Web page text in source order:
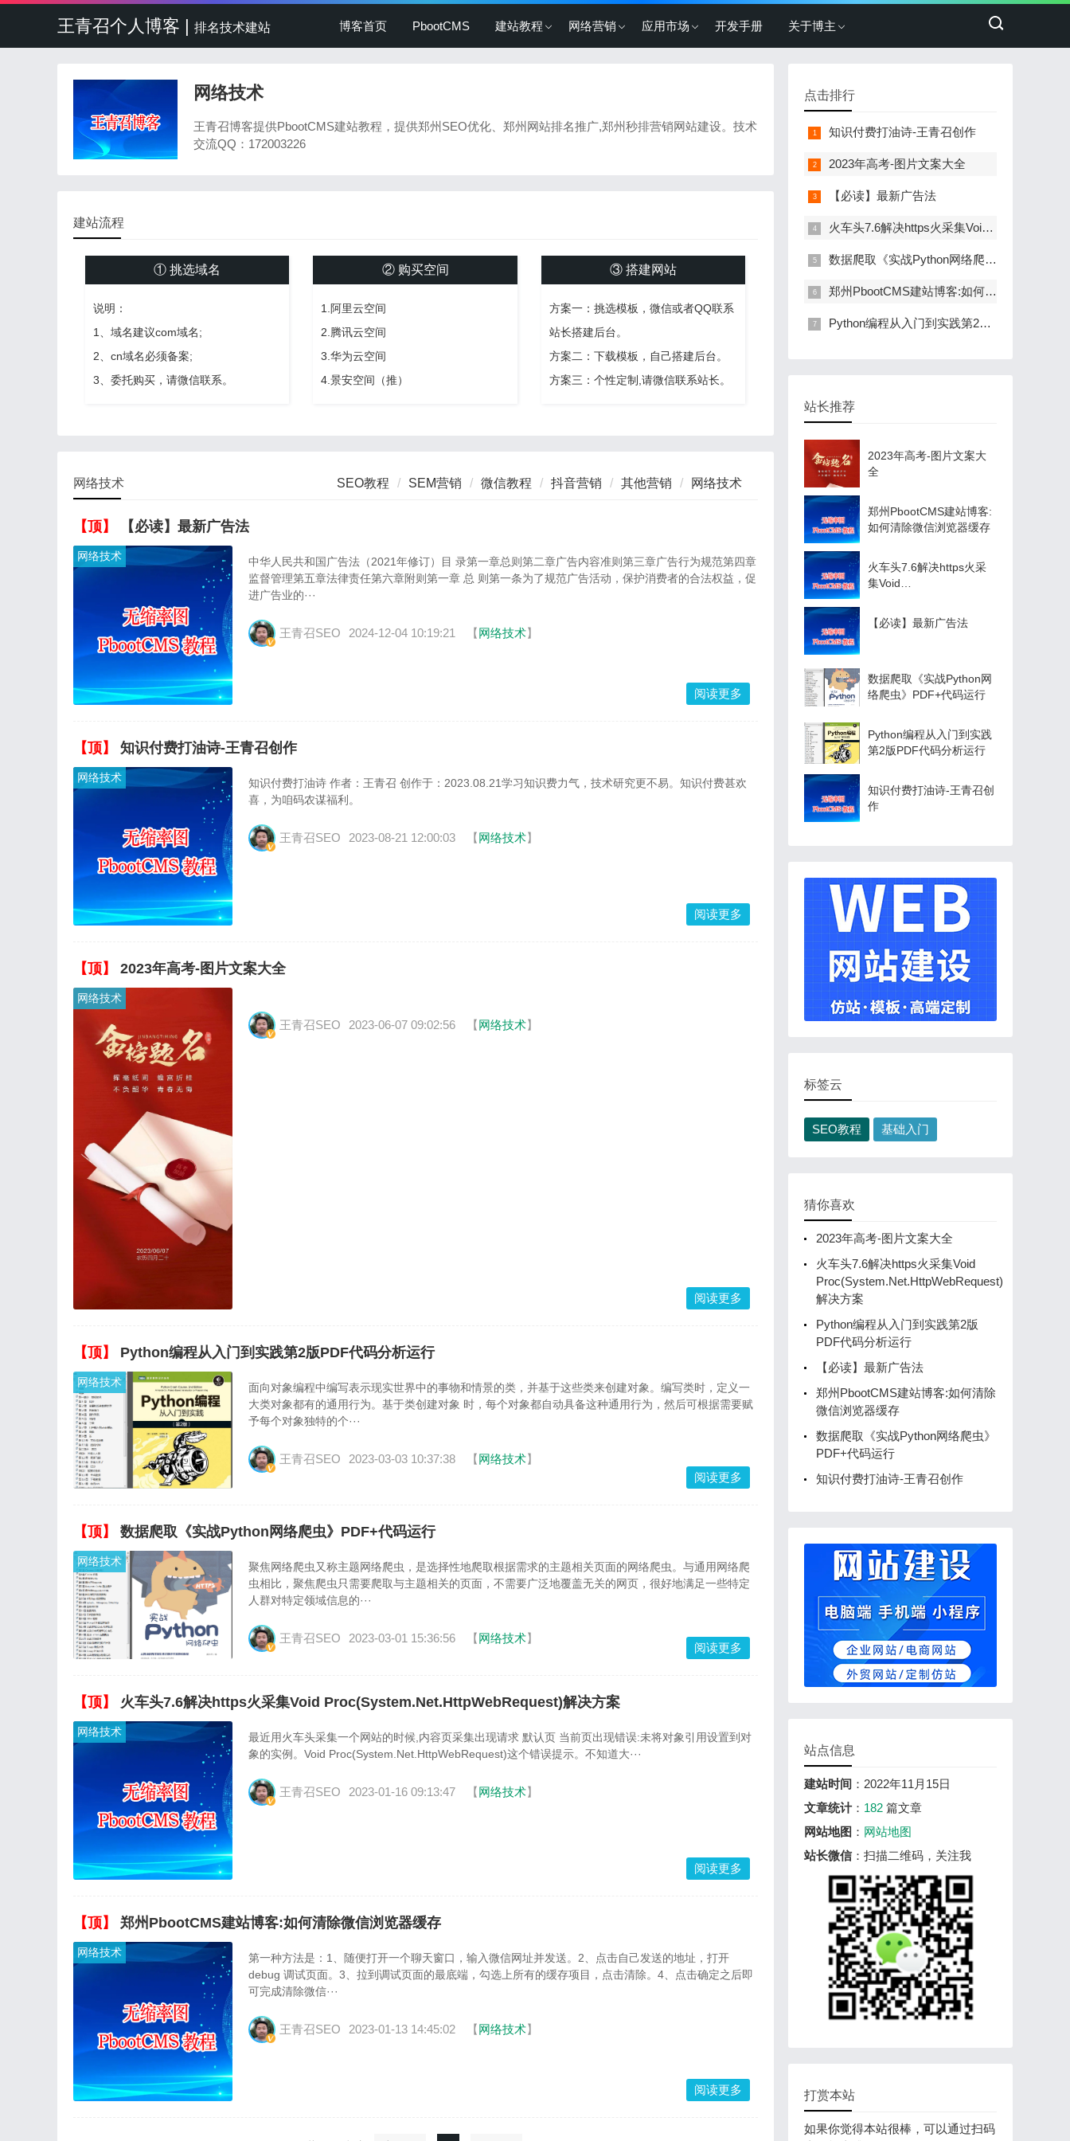
王青召个人博客 | 排名技术建站 博客首页 PbootCMS 建站教程 网络营销 应用市场 开发手册 关于博主
网络技术
王青召博客提供PbootCMS建站教程，提供郑州SEO优化、郑州网站排名推广,郑州秒排营销网站建设。技术
交流QQ：172003226
建站流程
① 挑选域名
说明：
1、域名建议com域名;
2、cn域名必须备案;
3、委托购买，请微信联系。
② 购买空间
1.阿里云空间
2.腾讯云空间
3.华为云空间
4.景安空间（推）
③ 搭建网站
方案一：挑选模板，微信或者QQ联系
站长搭建后台。
方案二：下载模板，自己搭建后台。
方案三：个性定制,请微信联系站长。
SEO教程 SEM营销 微信教程 抖音营销 其他营销 网络技术
网络技术
【顶】 【必读】最新广告法
网络技术
中华人民共和国广告法（2021年修订）目 录第一章总则第二章广告内容准则第三章广告行为规范第四章
监督管理第五章法律责任第六章附则第一章 总 则第一条为了规范广告活动，保护消费者的合法权益，促
进广告业的···
王青召SEO 2024-12-04 10:19:21 【网络技术】
阅读更多
【顶】 知识付费打油诗-王青召创作
网络技术
知识付费打油诗 作者：王青召 创作于：2023.08.21学习知识费力气，技术研究更不易。知识付费甚欢
喜，为咱码农谋福利。
王青召SEO 2023-08-21 12:00:03 【网络技术】
阅读更多
【顶】 2023年高考-图片文案大全
网络技术
王青召SEO 2023-06-07 09:02:56 【网络技术】
阅读更多
【顶】 Python编程从入门到实践第2版PDF代码分析运行
网络技术
面向对象编程中编写表示现实世界中的事物和情景的类，并基于这些类来创建对象。编写类时，定义一
大类对象都有的通用行为。基于类创建对象 时，每个对象都自动具备这种通用行为，然后可根据需要赋
予每个对象独特的个···
王青召SEO 2023-03-03 10:37:38 【网络技术】
阅读更多
【顶】 数据爬取《实战Python网络爬虫》PDF+代码运行
网络技术
聚焦网络爬虫又称主题网络爬虫，是选择性地爬取根据需求的主题相关页面的网络爬虫。与通用网络爬
虫相比，聚焦爬虫只需要爬取与主题相关的页面，不需要广泛地覆盖无关的网页，很好地满足一些特定
人群对特定领域信息的···
王青召SEO 2023-03-01 15:36:56 【网络技术】
阅读更多
【顶】 火车头7.6解决https火采集Void Proc(System.Net.HttpWebRequest)解决方案
网络技术
最近用火车头采集一个网站的时候,内容页采集出现请求 默认页 当前页出现错误:未将对象引用设置到对
象的实例。Void Proc(System.Net.HttpWebRequest)这个错误提示。不知道大···
王青召SEO 2023-01-16 09:13:47 【网络技术】
阅读更多
【顶】 郑州PbootCMS建站博客:如何清除微信浏览器缓存
网络技术
第一种方法是：1、随便打开一个聊天窗口，输入微信网址并发送。2、点击自己发送的地址，打开
debug 调试页面。3、拉到调试页面的最底端，勾选上所有的缓存项目，点击清除。4、点击确定之后即
可完成清除微信···
王青召SEO 2023-01-13 14:45:02 【网络技术】
阅读更多
点击排行
知识付费打油诗-王青召创作
2023年高考-图片文案大全
【必读】最新广告法
火车头7.6解决https火采集Void Proc(System.Net.HttpWebRequest)解决方案
数据爬取《实战Python网络爬虫》PDF+代码运行
郑州PbootCMS建站博客:如何清除微信浏览器缓存
Python编程从入门到实践第2版PDF代码分析运行
站长推荐
2023年高考-图片文案大
全
郑州PbootCMS建站博客:
如何清除微信浏览器缓存
火车头7.6解决https火采
集Void
解决方案
【必读】最新广告法
数据爬取《实战Python网
络爬虫》PDF+代码运行
Python编程从入门到实践
第2版PDF代码分析运行
知识付费打油诗-王青召创
作
标签云
SEO教程 基础入门
猜你喜欢
2023年高考-图片文案大全
火车头7.6解决https火采集Void
Proc(System.Net.HttpWebRequest)
解决方案
Python编程从入门到实践第2版
PDF代码分析运行
【必读】最新广告法
郑州PbootCMS建站博客:如何清除
微信浏览器缓存
数据爬取《实战Python网络爬虫》
PDF+代码运行
知识付费打油诗-王青召创作
站点信息
建站时间 ：2022年11月15日
文章统计： 182 篇文章
网站地图 ： 网站地图
站长微信：扫描二维码，关注我
打赏本站
如果你觉得本站很棒，可以通过扫码